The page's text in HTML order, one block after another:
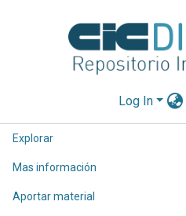
Log In
Explorar
Mas información
Aportar material